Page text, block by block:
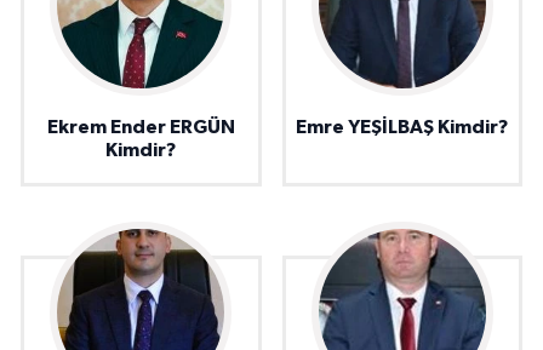
Ekrem Ender ERGÜN
Kimdir?
Emre YEŞİLBAŞ Kimdir?